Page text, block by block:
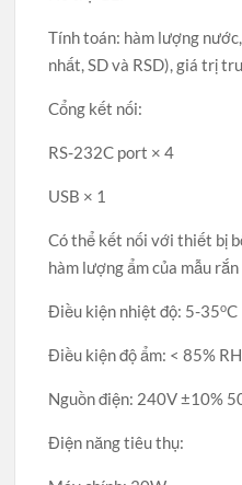
Tính toán: hàm lượng
nhất, SD và RSD), giá trị
Cổng kết nối:
RS-232C port × 4
USB × 1
Có thể kết nối với thiết bị
hàm lượng ẩm của mẫu rắn
Điều kiện nhiệt độ: 5-35oC
Điều kiện độ ẩm: < 85% RH
Nguồn điện: 240V ±10%
Điện năng tiêu thụ: